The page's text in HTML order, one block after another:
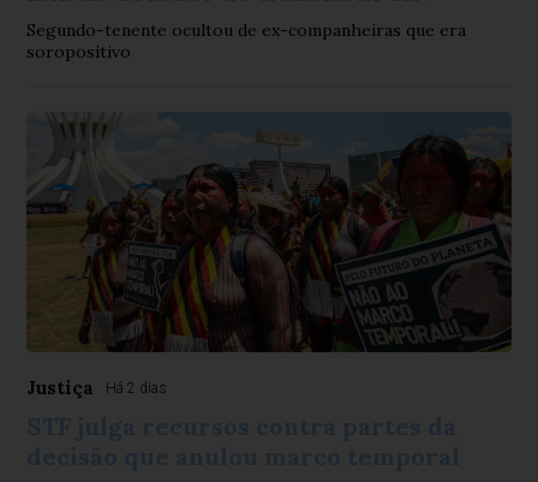
Segundo-tenente ocultou de ex-companheiras que era
soropositivo
Justiça Há 2 dias